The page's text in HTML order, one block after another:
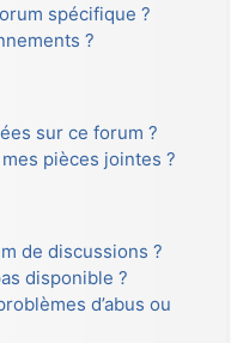
spécifique ?
?
sur ce forum ?
pièces jointes ?
de discussions ?
disponible ?
d’abus ou